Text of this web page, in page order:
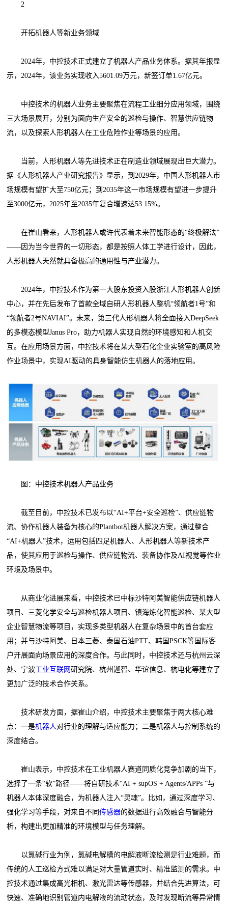
2
开拓机器人等新业务领域
2024年，中控技术正式建立了机器人产品业务体系。据其年报显
示，2024年，该业务实现收入5601.09万元，新签订单1.67亿元。
中控技术的机器人业务主要聚焦在流程工业细分应用领域，围绕
三大场景展开，分别为面向生产安全的巡检与操作、智慧供应链物
流，以及探索人形机器人在工业危险作业等场景的应用。
当前，人形机器人等先进技术正在制造业领域展现出巨大潜力。
据《人形机器人产业研究报告》显示，到2029年，中国人形机器人市
场规模有望扩大至750亿元；到2035年这一市场规模有望进一步提升
至3000亿元，2025年至2035年复合增速达53.15%。
在崔山看来，人形机器人或许代表着未来智能形态的“终极解法”
——因为当今世界的一切形态，都是按照人体工学进行设计，因此，
人形机器人天然就具备极高的通用性与产业潜力。
2024年，中控技术作为第一大股东投资入股浙江人形机器人创新
中心，并在先后发布了首款全域自研人形机器人整机“领航者1号”和
“领航者2号NAVIAI”。未来，第三代人形机器人将全面接入DeepSeek
的多模态模型Janus Pro，助力机器人实现自然的环境感知和人机交
互。在应用场景方面，中控技术将在某大型石化企业实验室的高风险
作业场景中，实现AI驱动的具身智能仿生机器人的落地应用。
图：中控技术机器人产品业务
截至目前，中控技术已发布以“AI+平台+安全巡检”、供应链物
流、协作机器人装备为核心的Plantbot机器人解决方案，通过整合
“AI+机器人”技术，运用包括四足机器人、人形机器人等新技术产
品，使其应用于巡检与操作、供应链物流、装备协作及AI视觉等作业
环境及场景中。
从商业化进展来看，中控技术已中标沙特阿美智能供应链机器人
项目、三菱化学安全与巡检机器人项目、镇海炼化智能巡检、某大型
企业智慧物流等项目，实现多类型机器人在复杂场景中的首台套应
用；并与沙特阿美、日本三菱、泰国石油PTT、韩国PSCK等国际客
户开展面向场景应用的深度合作。与此同时，中控技术还与杭州云深
处、宁波工业互联网研究院、杭州迦智、华谊信息、杭电化等建立了
更加广泛的技术合作关系。
技术研发方面，据崔山介绍，中控技术主要聚焦于两大核心难
点：一是机器人 对行业的理解与适应能力；二是机器人与控制系统的
深度结合。
崔山表示，中控技术在工业机器人赛道同质化竞争加剧的当下，
选择了一条“软”路径——将自研技术“AI + supOS + Agents/APPs ”与
机器人本体深度融合，为机器人注入“灵魂”。比如，通过深度学习、
强化学习等手段，对来自不同传感器的数据进行高效融合与智能分
析，构建出更加精准的环境模型与任务理解。
以氯碱行业为例，氯碱电解槽的电解液断流检测是行业难题，而
传统的人工巡检方式难以满足对大量管道实时、精准监测的需求。中
控技术通过集成高光相机、激光雷达等传感器，并结合先进算法，可
快速、准确地识别管道内电解液的流动状态，及时发现断流等异常情